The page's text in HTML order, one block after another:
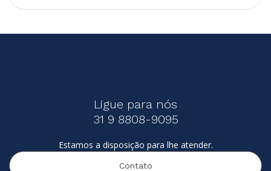
Ligue para nós
31 9 8808-9095
Estamos a disposição para lhe atender.
Contato